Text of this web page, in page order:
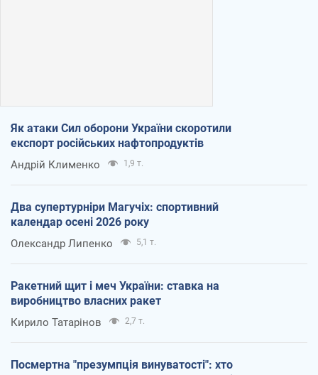
Як атаки Сил оборони України скоротили
експорт російських нафтопродуктів
Андрій Клименко 1,9 т.
Два супертурніри Магучіх: спортивний
календар осені 2026 року
Олександр Липенко 5,1 т.
Ракетний щит і меч України: ставка на
виробництво власних ракет
Кирило Татарінов 2,7 т.
Посмертна "презумпція винуватості": хто